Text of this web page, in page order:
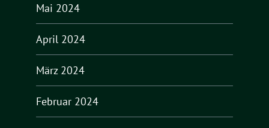
Mai 2024
April 2024
März 2024
Februar 2024